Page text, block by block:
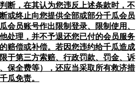
断，在其认为您违反上述条款时，不
或终止向您提供全部或部分千瓜会员
会员账号作出限制登录、限制使用、
处理，并不予退还您已付的会员服务
赔偿或补偿。若因您违约给千瓜造成
于第三方索赔、行政罚款、罚金、诉
保全费等），还应当采取所有救济措
瓜免责。